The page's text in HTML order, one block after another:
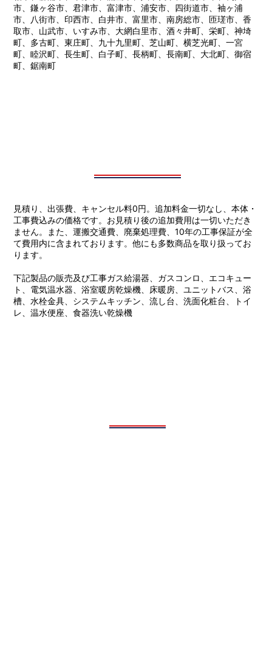
市、鎌ヶ谷市、君津市、富津市、浦安市、四街道市、袖ヶ浦
市、八街市、印西市、白井市、富里市、南房総市、匝瑳市、香
取市、山武市、いすみ市、大網白里市、酒々井町、栄町、神埼
町、多古町、東庄町、九十九里町、芝山町、横芝光町、一宮
町、睦沢町、長生町、白子町、長柄町、長南町、大北町、御宿
町、鋸南町
​見積り、出張費、キャンセル料0円。追加料金一切なし、本体・
工事費込みの価格です。お見積り後の追加費用は一切いただき
ません。また、運搬交通費、廃棄処理費、10年の工事保証が全
て費用内に含まれております。他にも多数商品を取り扱ってお
ります。
下記製品の販売及び工事ガス給湯器、ガスコンロ、エコキュー
ト、電気温水器、浴室暖房乾燥機、床暖房、ユニットバス、浴
槽、水栓金具、システムキッチン、流し台、洗面化粧台、トイ
レ、温水便座、食器洗い乾燥機